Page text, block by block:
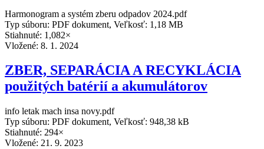
Harmonogram a systém zberu odpadov 2024.pdf
Typ súboru: PDF dokument, Veľkosť: 1,18 MB
Stiahnuté: 1,082×
Vložené: 8. 1. 2024
ZBER, SEPARÁCIA A RECYKLÁCIA
použitých batérií a akumulátorov
info letak mach insa novy.pdf
Typ súboru: PDF dokument, Veľkosť: 948,38 kB
Stiahnuté: 294×
Vložené: 21. 9. 2023